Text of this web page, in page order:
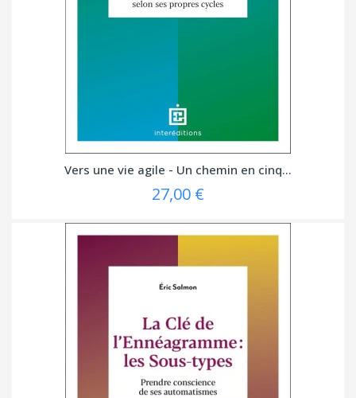
Vers une vie agile - Un chemin en cinq...
27,00 €